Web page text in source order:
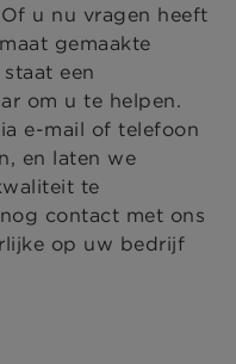
u nu vragen heeft
gemaakte
een
om u te helpen.
e-mail of telefoon
en laten we
te
contact met ons
op uw bedrijf